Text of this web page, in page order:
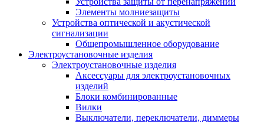
Элементы молниезащиты
Устройства оптической и акустической
сигнализации
Общепромышленное оборудование
Электроустановочные изделия
Электроустановочные изделия
Аксессуары для электроустановочных
изделий
Блоки комбинированные
Вилки
Выключатели, переключатели, диммеры